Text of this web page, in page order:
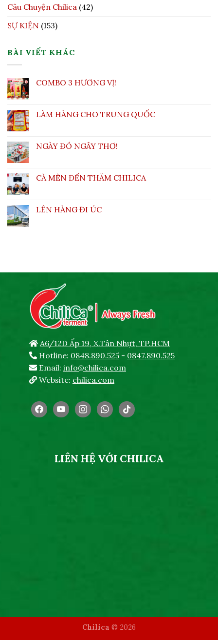
Câu Chuyện Chilica (42)
SỰ KIỆN (153)
BÀI VIẾT KHÁC
COMBO 3 HƯƠNG VỊ!
LÀM HÀNG CHO TRUNG QUỐC
NGÀY ĐÓ NGÂY THƠ!
CÀ MÈN ĐẾN THĂM CHILICA
LÊN HÀNG ĐI ÚC
A6/12D Ấp 19, X.Tân Nhựt, TP.HCM
Hotline: 0848.890.525 - 0847.890.525
Email: info@chilica.com
Website: chilica.com
facebookyoutubeinstagramwhatsapp
tiktok
LIÊN HỆ VỚI CHILICA
Chilica © 2026